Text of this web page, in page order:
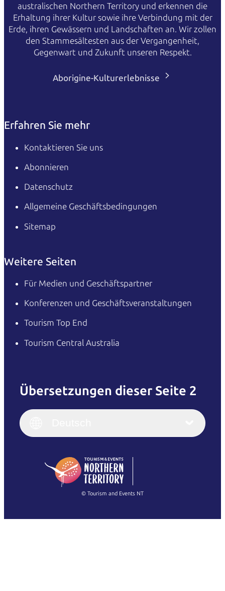
australischen Northern Territory und erkennen die
Erhaltung ihrer Kultur sowie ihre Verbindung mit der
Erde, ihren Gewässern und Landschaften an. Wir zollen
den Stammesältesten aus der Vergangenheit,
Gegenwart und Zukunft unseren Respekt.
Aborigine-Kulturerlebnisse
Erfahren Sie mehr
Kontaktieren Sie uns
Abonnieren
Datenschutz
Allgemeine Geschäftsbedingungen
Sitemap
Weitere Seiten
Für Medien und Geschäftspartner
Konferenzen und Geschäftsveranstaltungen
Tourism Top End
Tourism Central Australia
Übersetzungen dieser Seite 2
English
(Singapore)
Français
Italiano
繁體中文
© Tourism and Events NT